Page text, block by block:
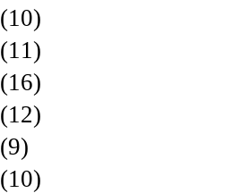
(10)
(11)
(16)
(12)
(9)
(10)